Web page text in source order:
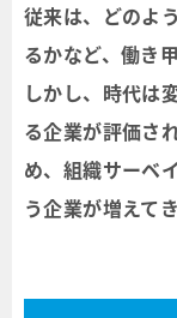
従来は、どのよ
るかなど、働き
しかし、時代は
る企業が評価さ
め、組織サーベ
う企業が増えて